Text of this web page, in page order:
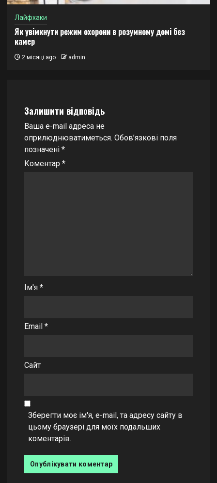
Лайфхаки
Як увімкнути режим охорони в розумному домі без
камер
2 місяці ago admin
Залишити відповідь
Ваша e-mail адреса не
оприлюднюватиметься. Обов’язкові поля
позначені *
Коментар *
Ім'я *
Email *
Сайт
Зберегти моє ім'я, e-mail, та адресу сайту в
цьому браузері для моїх подальших
коментарів.